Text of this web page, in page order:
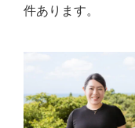
件あります。